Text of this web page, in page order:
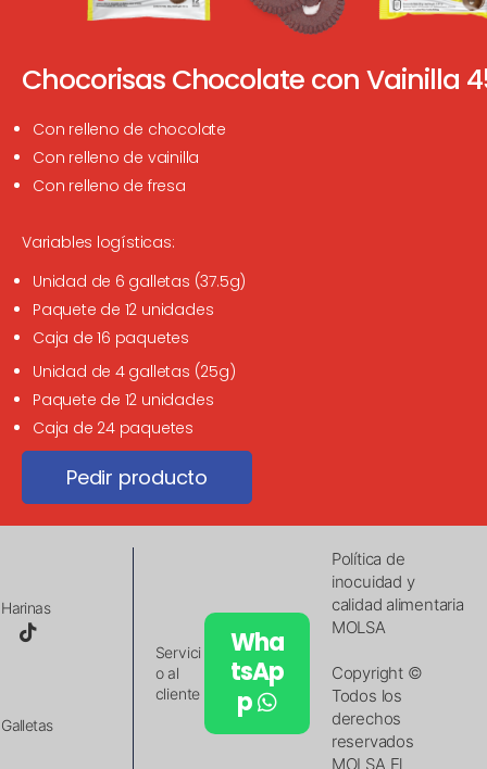
Chocorisas Chocolate con Vainilla
Con relleno de chocolate
Con relleno de vainilla
Con relleno de fresa
Variables logísticas:
Unidad de 6 galletas (37.5g)
Paquete de 12 unidades
Caja de 16 paquetes
Unidad de 4 galletas (25g)
Paquete de 12 unidades
Caja de 24 paquetes
Pedir producto
Servici
o al
cliente
Wha
tsAp
p
Política de
inocuidad y
calidad alimentaria
MOLSA
Copyright ©
Todos los
derechos
reservados
MOLSA El